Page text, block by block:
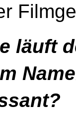
läuft